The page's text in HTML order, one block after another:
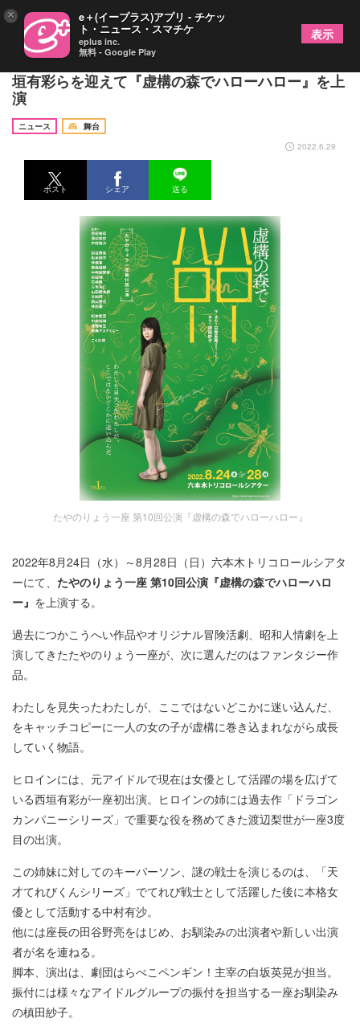
たやのりょう一座、第10回公演はファンタジー 西
垣有彩らを迎えて『虚構の森でハローハロー』を上
演
ニュース
舞台
2022.6.29
ポスト シェア 送る
たやのりょう一座 第10回公演『虚構の森でハローハロー』
2022年8月24日（水）～8月28日（日）六本木トリコロールシアタ
ーにて、 たやのりょう一座 第10回公演『虚構の森でハローハロ
ー』 を上演する。
過去につかこうへい作品やオリジナル冒険活劇、昭和人情劇を上
演してきたたやのりょう一座が、次に選んだのはファンタジー作
品。
わたしを見失ったわたしが、ここではないどこかに迷い込んだ、
をキャッチコピーに一人の女の子が虚構に巻き込まれながら成長
していく物語。
ヒロインには、元アイドルで現在は女優として活躍の場を広げて
いる西垣有彩が一座初出演。ヒロインの姉には過去作「ドラゴン
カンパニーシリーズ」で重要な役を務めてきた渡辺梨世が一座3度
目の出演。
この姉妹に対してのキーパーソン、謎の戦士を演じるのは、「天
才てれびくんシリーズ」でてれび戦士として活躍した後に本格女
優として活動する中村有沙。
他には座長の田谷野亮をはじめ、お馴染みの出演者や新しい出演
者が名を連ねる。
脚本、演出は、劇団はらぺこペンギン！主宰の白坂英晃が担当。
振付には様々なアイドルグループの振付を担当する一座お馴染み
の槙田紗子。
× e＋(イープラス)アプリ - チケッ
ト・ニュース・スマチケ
eplus inc.
無料 - Google Play
表示